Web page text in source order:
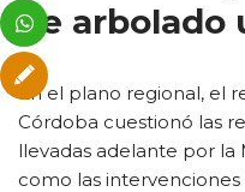
de arbolado
En el plano regional, el
Córdoba cuestionó las
llevadas adelante por la
como las